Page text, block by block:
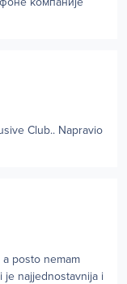
Club.. Napravio
posto nemam
je najjednostavnija i